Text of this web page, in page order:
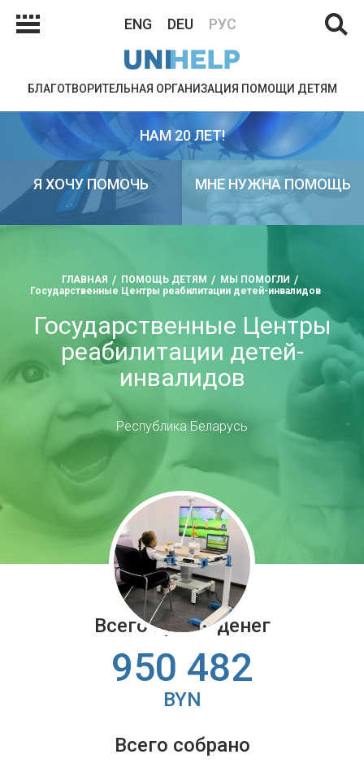
ENG DEU РУС
БЛАГОТВОРИТЕЛЬНАЯ ОРГАНИЗАЦИЯ ПОМОЩИ ДЕТЯМ
НАМ 20 ЛЕТ!
Я ХОЧУ ПОМОЧЬ МНЕ НУЖНА ПОМОЩЬ
ГЛАВНАЯ ПОМОЩЬ ДЕТЯМ
МЫ ПОМОГЛИ
Государственные Центры реабилитации детей-инвалидов
Государственные Центры
реабилитации детей-
инвалидов
Республика Беларусь
Всего нужно денег
950 482
BYN
Всего собрано